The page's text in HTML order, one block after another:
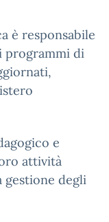
è responsabile
programmi di
e
attività
degli